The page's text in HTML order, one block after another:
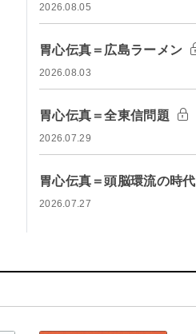
2026.08.05
胃心伝真＝広島ラーメン
2026.08.03
胃心伝真＝全東信問題
2026.07.29
胃心伝真＝頭脳環流の時代
2026.07.27